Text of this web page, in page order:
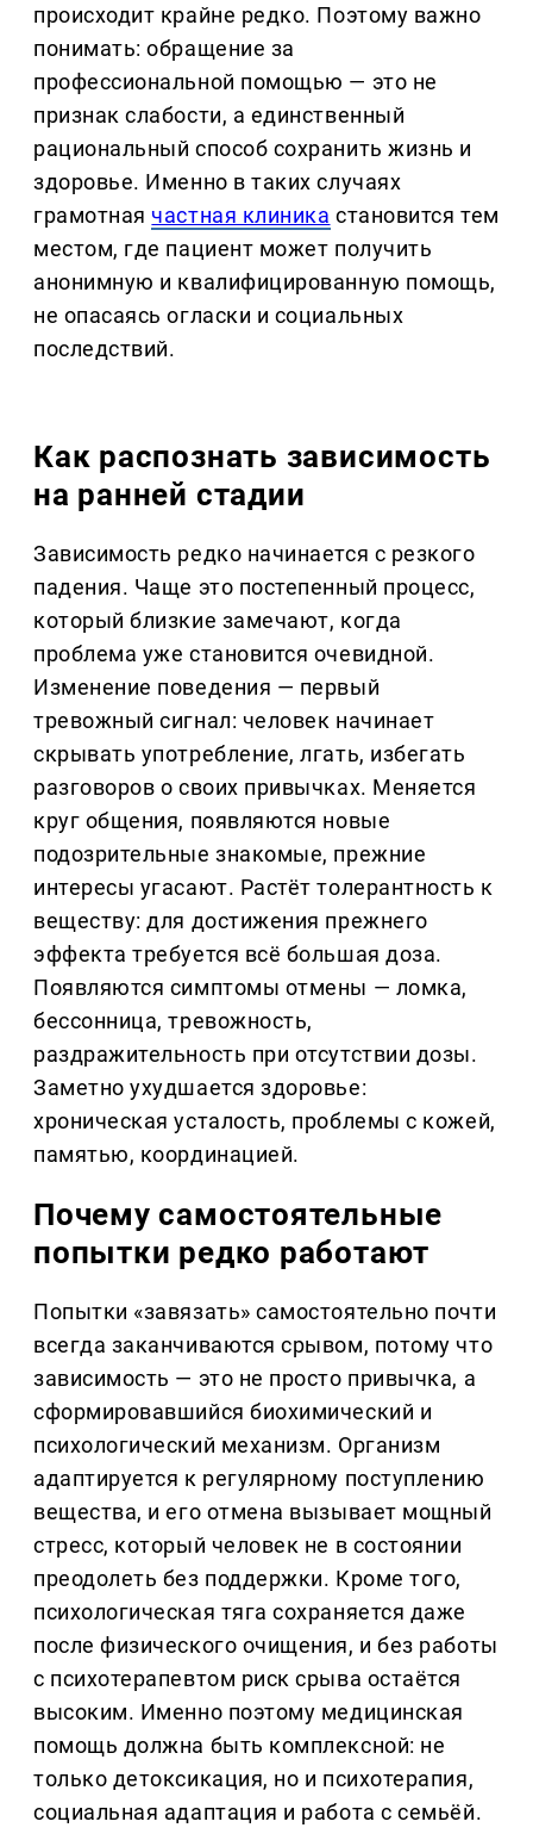
происходит крайне редко. Поэтому важно
понимать: обращение за
профессиональной помощью — это не
признак слабости, а единственный
рациональный способ сохранить жизнь и
здоровье. Именно в таких случаях
грамотнаячастная клиника становится тем
местом, где пациент может получить
анонимную и квалифицированную помощь,
не опасаясь огласки и социальных
последствий.
Как распознать зависимость
на ранней стадии
Зависимость редко начинается с резкого
падения. Чаще это постепенный процесс,
который близкие замечают, когда
проблема уже становится очевидной.
Изменение поведения — первый
тревожный сигнал: человек начинает
скрывать употребление, лгать, избегать
разговоров о своих привычках. Меняется
круг общения, появляются новые
подозрительные знакомые, прежние
интересы угасают. Растёт толерантность к
веществу: для достижения прежнего
эффекта требуется всё большая доза.
Появляются симптомы отмены — ломка,
бессонница, тревожность,
раздражительность при отсутствии дозы.
Заметно ухудшается здоровье:
хроническая усталость, проблемы с кожей,
памятью, координацией.
Почему самостоятельные
попытки редко работают
Попытки «завязать» самостоятельно почти
всегда заканчиваются срывом, потому что
зависимость — это не просто привычка, а
сформировавшийся биохимический и
психологический механизм. Организм
адаптируется к регулярному поступлению
вещества, и его отмена вызывает мощный
стресс, который человек не в состоянии
преодолеть без поддержки. Кроме того,
психологическая тяга сохраняется даже
после физического очищения, и без работы
с психотерапевтом риск срыва остаётся
высоким. Именно поэтому медицинская
помощь должна быть комплексной: не
только детоксикация, но и психотерапия,
социальная адаптация и работа с семьёй.